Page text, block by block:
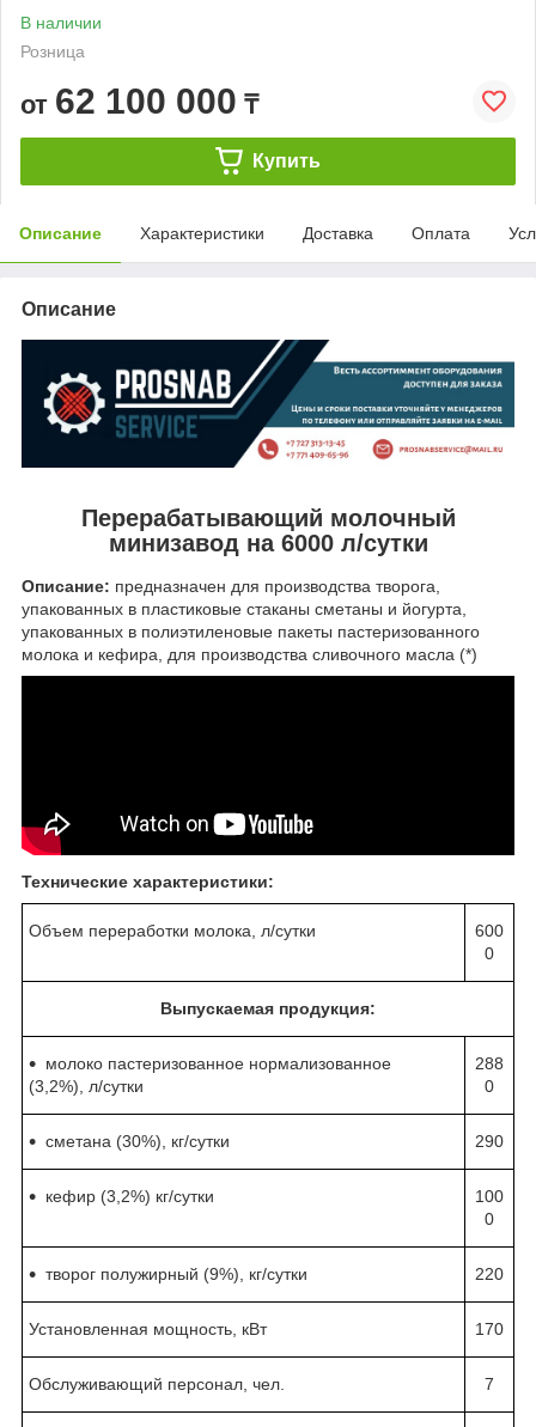
В наличии
Розница
от 62 100 000 ₸
Купить
Описание Характеристики Доставка Оплата
Описание
Перерабатывающий молочный
минизавод на 6000 л/сутки
Описание: предназначен для производства творога,
упакованных в пластиковые стаканы сметаны и йогурта,
упакованных в полиэтиленовые пакеты пастеризованного
молока и кефира, для производства сливочного масла (*)
Технические характеристики:
Объем переработки молока, л/сутки
600
0
Выпускаемая продукция:
молоко пастеризованное нормализованное
(3,2%), л/сутки
288
0
сметана (30%), кг/сутки 290
кефир (3,2%) кг/сутки
100
0
творог полужирный (9%), кг/сутки 220
Установленная мощность, кВт 170
Обслуживающий персонал, чел. 7